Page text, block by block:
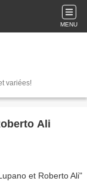
MENU
variées!
Ali